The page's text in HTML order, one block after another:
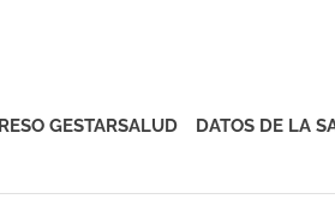
GESTARSALUD DATOS DE LA